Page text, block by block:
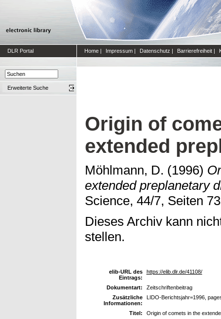
DLR Portal Home | Impressum | Datenschutz | Barrierefreiheit |
Erweiterte Suche
Origin of
extended
Möhlmann, D. (1996)
extended preplanetary
Science, 44/7, Seiten
Dieses Archiv kann
stellen.
elib-URL des
Eintrags:
https://elib.dlr.de/41108/
Dokumentart:
Zeitschriftenbeitrag
Zusätzliche
Informationen:
LIDO-Berichtsjahr=1996,
Titel:
Origin of comets in the